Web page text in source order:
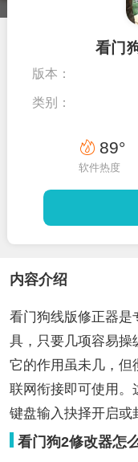
看门
版本：
类别：
89°
软件热度
内容介绍
看门狗线版修正器是
具，只要几项容易操
它的作用虽未几，但
联网衔接即可使用。
键盘输入抉择开启或
看门狗2修改器怎